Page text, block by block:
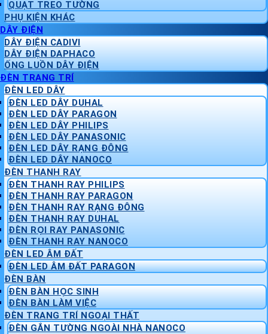
QUẠT TREO TƯỜNG
PHỤ KIỆN KHÁC
DÂY ĐIỆN
DÂY ĐIỆN CADIVI
DÂY ĐIỆN DAPHACO
ỐNG LUỒN DÂY ĐIỆN
ĐÈN TRANG TRÍ
ĐÈN LED DÂY
ĐÈN LED DÂY DUHAL
ĐÈN LED DÂY PARAGON
ĐÈN LED DÂY PHILIPS
ĐÈN LED DÂY PANASONIC
ĐÈN LED DÂY RẠNG ĐÔNG
ĐÈN LED DÂY NANOCO
ĐÈN THANH RAY
ĐÈN THANH RAY PHILIPS
ĐÈN THANH RAY PARAGON
ĐÈN THANH RAY RẠNG ĐÔNG
ĐÈN THANH RAY DUHAL
ĐÈN RỌI RAY PANASONIC
ĐÈN THANH RAY NANOCO
ĐÈN LED ÂM ĐẤT
ĐÈN LED ÂM ĐẤT PARAGON
ĐÈN BÀN
ĐÈN BÀN HỌC SINH
ĐÈN BÀN LÀM VIỆC
ĐÈN TRANG TRÍ NGOẠI THẤT
ĐÈN GẮN TƯỜNG NGOÀI NHÀ NANOCO